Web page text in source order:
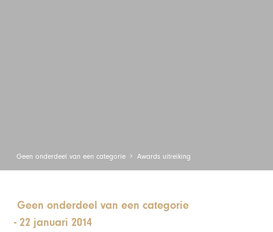
Geen onderdeel van een categorie Awards uitreiking
Geen onderdeel van een categorie
-22 januari 2014